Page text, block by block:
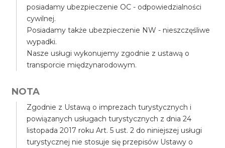
posiadamy ubezpieczenie OC - odpowiedzialności
cywilnej.
Posiadamy także ubezpieczenie NW - nieszczęśliwe
wypadki.
Nasze usługi wykonujemy zgodnie z ustawą o
transporcie międzynarodowym.
NOTA
Zgodnie z Ustawą o imprezach turystycznych i
powiązanych usługach turystycznych z dnia 24
listopada 2017 roku Art. 5 ust. 2 do niniejszej usługi
turystycznej nie stosuje się przepisów Ustawy o